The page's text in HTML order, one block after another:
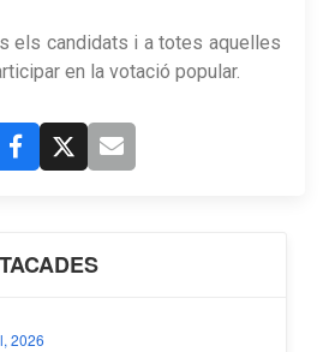
els candidats i a totes aquelles
en la votació popular.
2026